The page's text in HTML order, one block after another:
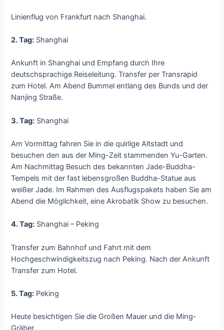
Linienflug von Frankfurt nach Shanghai.
2. Tag: Shanghai
Ankunft in Shanghai und Empfang durch Ihre
deutschsprachige Reiseleitung. Transfer per Transrapid
zum Hotel. Am Abend Bummel entlang des Bunds und der
Nanjing Straße.
3. Tag: Shanghai
Am Vormittag fahren Sie in die quirlige Altstadt und
besuchen den aus der Ming-Zeit stammenden Yu-Garten.
Am Nachmittag Besuch des bekannten Jade-Buddha-
Tempels mit der fast lebensgroßen Buddha-Statue aus
weißer Jade. Im Rahmen des Ausflugspakets haben Sie am
Abend die Möglichkeit, eine Akrobatik Show zu besuchen.
4. Tag: Shanghai – Peking
Transfer zum Bahnhof und Fahrt mit dem
Hochgeschwindigkeitszug nach Peking. Nach der Ankunft
Transfer zum Hotel.
5. Tag: Peking
Heute besichtigen Sie die Großen Mauer und die Ming-